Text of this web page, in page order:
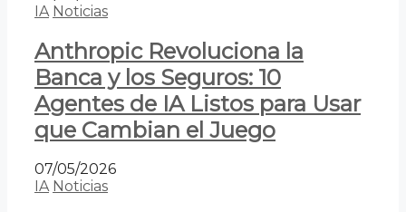
IA Noticias
Anthropic Revoluciona la
Banca y los Seguros: 10
Agentes de IA Listos para Usar
que Cambian el Juego
07/05/2026
IA Noticias